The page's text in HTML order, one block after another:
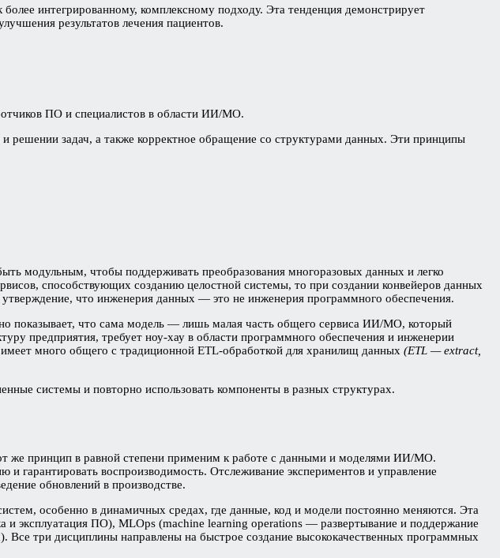
интегрированному, комплексному подходу. Эта тенденция демонстрирует
результатов лечения пациентов.
ПО и специалистов в области ИИ/МО.
задач, а также корректное обращение со структурами данных. Эти принципы
модульным, чтобы поддерживать преобразования многоразовых данных и легко
способствующих созданию целостной системы, то при создании конвейеров данных
что инженерия данных — это не инженерия программного обеспечения.
показывает, что сама модель — лишь малая часть общего сервиса ИИ/МО, который
предприятия, требует ноу-хау в области программного обеспечения и инженерии
много общего с традиционной ETL-обработкой для хранилищ данных (ETL — extract,
системы и повторно использовать компоненты в разных структурах.
же принцип в равной степени применим к работе с данными и моделями ИИ/МО.
гарантировать воспроизводимость. Отслеживание экспериментов и управление
обновлений в производстве.
особенно в динамичных средах, где данные, код и модели постоянно меняются. Эта
и эксплуатация ПО), MLOps (machine learning operations — развертывание и поддержание
три дисциплины направлены на быстрое создание высококачественных программных